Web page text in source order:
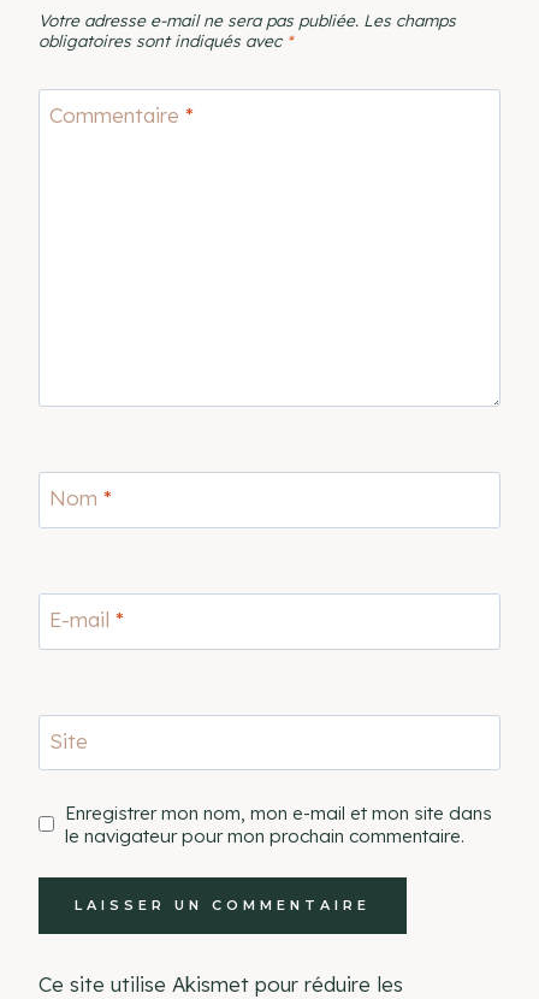
Votre adresse e-mail ne sera pas publiée. Les champs
obligatoires sont indiqués avec *
Commentaire *
Nom *
E-mail *
Site
Enregistrer mon nom, mon e-mail et mon site dans
le navigateur pour mon prochain commentaire.
Ce site utilise Akismet pour réduire les